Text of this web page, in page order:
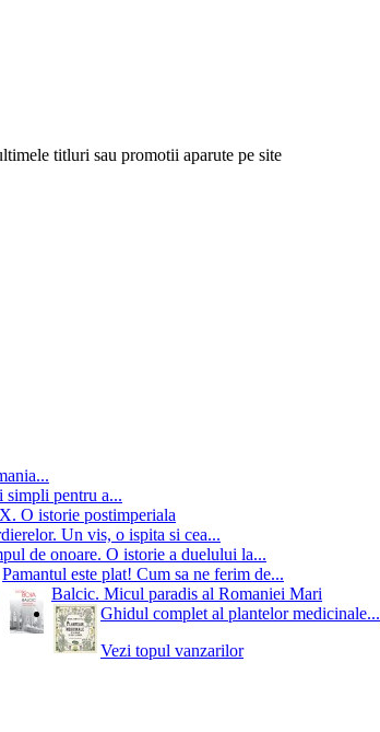
titluri sau promotii aparute pe site
simpli pentru a...
O istorie postimperiala
Un vis, o ispita si cea...
de onoare. O istorie a duelului la...
Pamantul este plat! Cum sa ne ferim de...
Balcic. Micul paradis al Romaniei Mari
Ghidul complet al plantelor medicinale...
Vezi topul vanzarilor